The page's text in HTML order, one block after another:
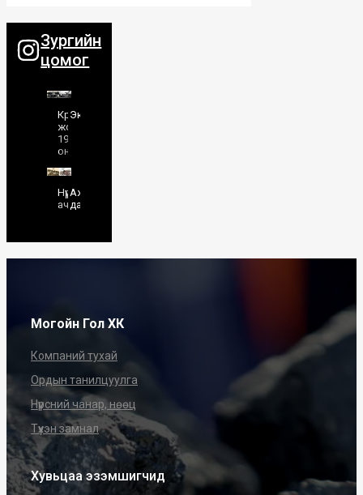
Зургийн
цомог
Кразын
жолоочид
1989
он
Экскаватор
Нүүрс
ачилт
Ажлын
дараа
Могойн Гол ХК
Компаний тухай
Ордын танилцуулга
Нүүрсний чанар, нөөц
Түүхэн замнал
Хувьцаа эзэмшигчид